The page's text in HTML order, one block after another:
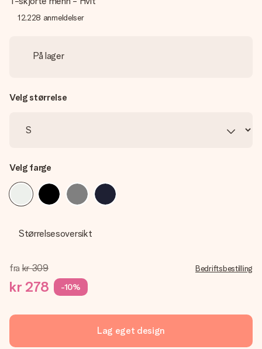
12,228 anmeldelser
På lager
Velg størrelse
Velg farge
Størrelsesoversikt
fra kr 309
kr 278 -10%
Bedriftsbestilling
Lag eget design